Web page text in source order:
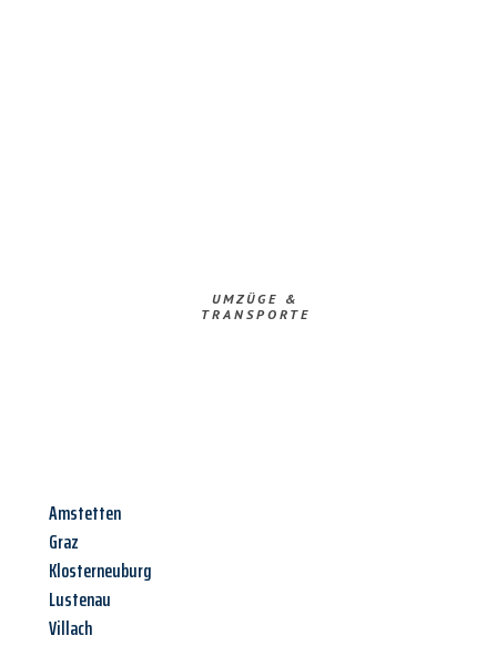
UMZÜGE &
TRANSPORTE
Amstetten
Graz
Klosterneuburg
Lustenau
Villach